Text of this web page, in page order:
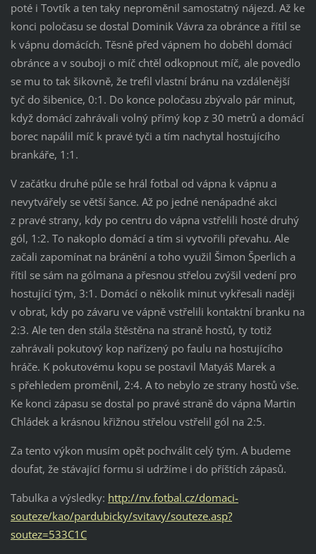
poté i Tovtík a ten taky neproměnil samostatný nájezd. Až ke
konci poločasu se dostal Dominik Vávra za obránce a řítil se
k vápnu domácích. Těsně před vápnem ho doběhl domácí
obránce a v souboji o míč chtěl odkopnout míč, ale povedlo
se mu to tak šikovně, že trefil vlastní bránu na vzdálenější
tyč do šibenice, 0:1. Do konce poločasu zbývalo pár minut,
když domácí zahrávali volný přímý kop z 30 metrů a domácí
borec napálil míč k pravé tyči a tím nachytal hostujícího
brankáře, 1:1.
V začátku druhé půle se hrál fotbal od vápna k vápnu a
nevytvářely se větší šance. Až po jedné nenápadné akci
z pravé strany, kdy po centru do vápna vstřelili hosté druhý
gól, 1:2. To nakoplo domácí a tím si vytvořili převahu. Ale
začali zapomínat na bránění a toho využil Šimon Šperlich a
řítil se sám na gólmana a přesnou střelou zvýšil vedení pro
hostující tým, 3:1. Domácí o několik minut vykřesali naději
v obrat, kdy po závaru ve vápně vstřelili kontaktní branku na
2:3. Ale ten den stála štěstěna na straně hostů, ty totiž
zahrávali pokutový kop nařízený po faulu na hostujícího
hráče. K pokutovému kopu se postavil Matyáš Marek a
s přehledem proměnil, 2:4. A to nebylo ze strany hostů vše.
Ke konci zápasu se dostal po pravé straně do vápna Martin
Chládek a krásnou křižnou střelou vstřelil gól na 2:5.
Za tento výkon musím opět pochválit celý tým. A budeme
doufat, že stávající formu si udržíme i do příštích zápasů.
Tabulka a výsledky: http://nv.fotbal.cz/domaci-
souteze/kao/pardubicky/svitavy/souteze.asp?
soutez=533C1C